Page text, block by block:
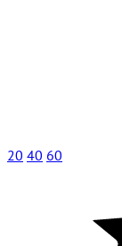
20 40 60